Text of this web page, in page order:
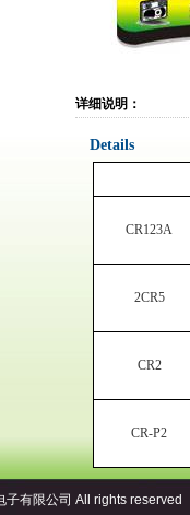
详细说明：
Details
CR123A
2CR5
CR2
CR-P2
子有限公司 All rights